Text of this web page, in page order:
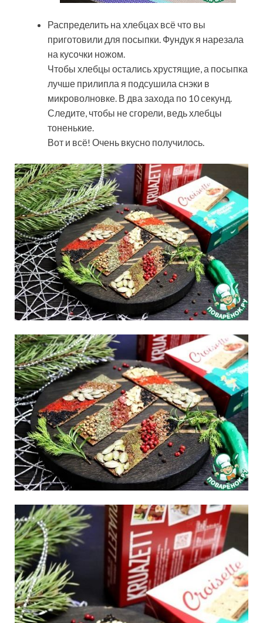
Распределить на хлебцах всё что вы
приготовили для посыпки. Фундук я нарезала
на кусочки ножом.
Чтобы хлебцы остались хрустящие, а посыпка
лучше прилипла я подсушила снэки в
микроволновке. В два захода по 10 секунд.
Следите, чтобы не сгорели, ведь хлебцы
тоненькие.
Вот и всё! Очень вкусно получилось.